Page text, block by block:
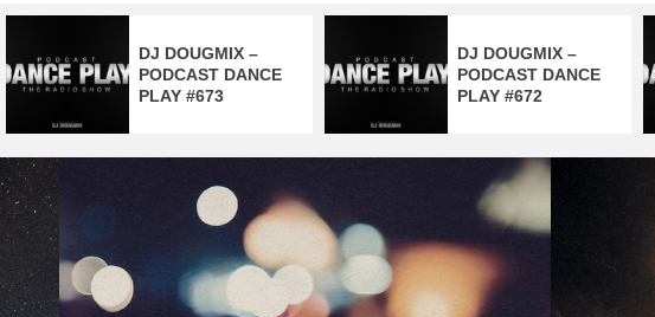
DJ DOUGMIX –
PODCAST DANCE
PLAY #673
DJ DOUGMIX –
PODCAST DANCE
PLAY #672